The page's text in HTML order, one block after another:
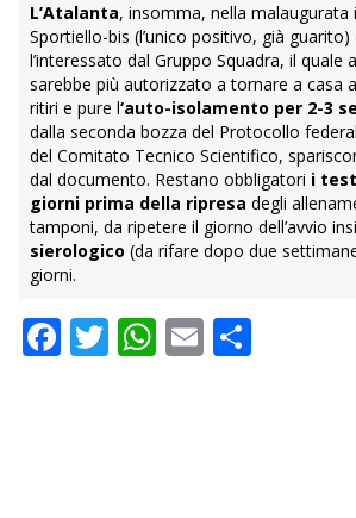
L’Atalanta, insomma, nella
Sportiello-bis (l’unico positivo, già
l’interessato dal Gruppo Squadra, il quale
sarebbe più autorizzato a tornare a casa
ritiri e pure l‘auto-isolamento per 2-3
dalla seconda bozza del Protocollo
del Comitato Tecnico Scientifico,
dal documento. Restano obbligatori i
giorni prima della ripresa degli
tamponi, da ripetere il giorno dell’avvio
sierologico (da rifare dopo due
giorni.
Facebook
Twitter
WhatsApp
Email